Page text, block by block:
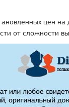
цен
от сложности